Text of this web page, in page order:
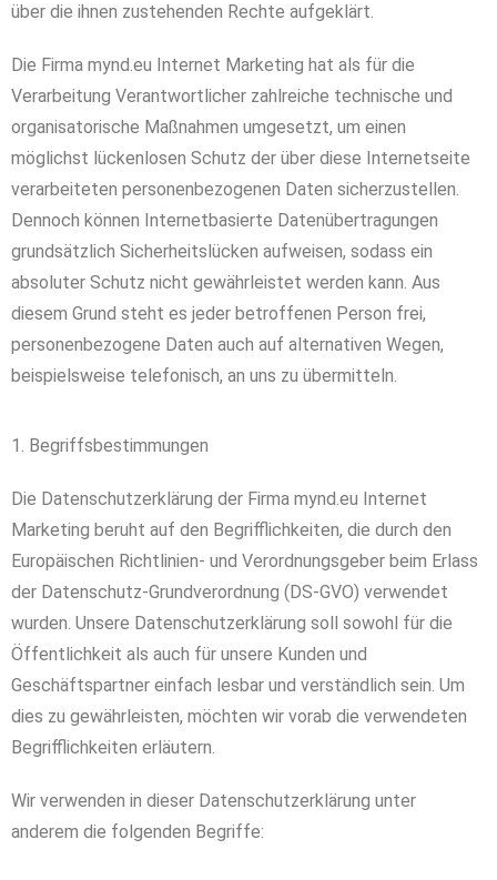
über die ihnen zustehenden Rechte aufgeklärt.
Die Firma mynd.eu Internet Marketing hat als für die
Verarbeitung Verantwortlicher zahlreiche technische und
organisatorische Maßnahmen umgesetzt, um einen
möglichst lückenlosen Schutz der über diese Internetseite
verarbeiteten personenbezogenen Daten sicherzustellen.
Dennoch können Internetbasierte Datenübertragungen
grundsätzlich Sicherheitslücken aufweisen, sodass ein
absoluter Schutz nicht gewährleistet werden kann. Aus
diesem Grund steht es jeder betroffenen Person frei,
personenbezogene Daten auch auf alternativen Wegen,
beispielsweise telefonisch, an uns zu übermitteln.
1. Begriffsbestimmungen
Die Datenschutzerklärung der Firma mynd.eu Internet
Marketing beruht auf den Begrifflichkeiten, die durch den
Europäischen Richtlinien- und Verordnungsgeber beim Erlass
der Datenschutz-Grundverordnung (DS-GVO) verwendet
wurden. Unsere Datenschutzerklärung soll sowohl für die
Öffentlichkeit als auch für unsere Kunden und
Geschäftspartner einfach lesbar und verständlich sein. Um
dies zu gewährleisten, möchten wir vorab die verwendeten
Begrifflichkeiten erläutern.
Wir verwenden in dieser Datenschutzerklärung unter
anderem die folgenden Begriffe: